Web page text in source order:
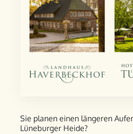
Sie planen einen längeren
Lüneburger Heide?